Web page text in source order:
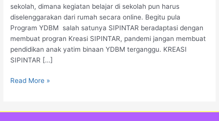
sekolah, dimana kegiatan belajar di sekolah pun harus
diselenggarakan dari rumah secara online. Begitu pula
Program YDBM salah satunya SIPINTAR beradaptasi dengan
membuat progran Kreasi SIPINTAR, pandemi jangan membuat
pendidikan anak yatim binaan YDBM terganggu. KREASI
SIPINTAR […]
Read More »